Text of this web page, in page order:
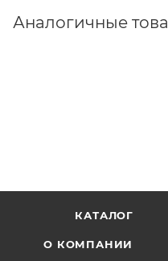
Аналогичные
КАТАЛОГ
О КОМПАНИИ